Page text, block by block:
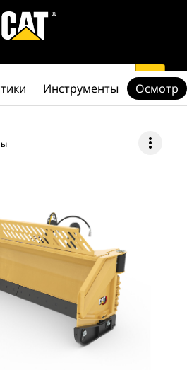
search
more_vert
Инструменты Осмотр